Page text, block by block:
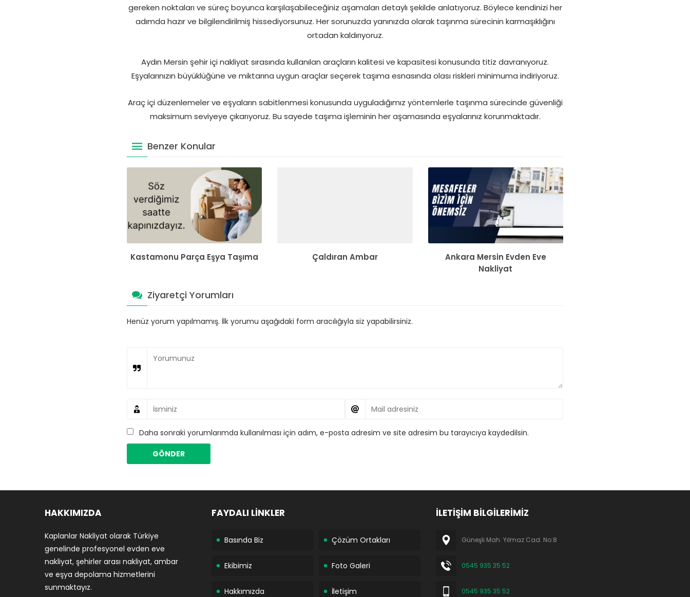
gereken noktaları ve süreç boyunca karşılaşabileceğiniz aşamaları detaylı şekilde anlatıyoruz. Böylece kendinizi her
adımda hazır ve bilgilendirilmiş hissediyorsunuz. Her sorunuzda yanınızda olarak taşınma sürecinin karmaşıklığını
ortadan kaldırıyoruz.
Aydın Mersin şehir içi nakliyat sırasında kullanılan araçların kalitesi ve kapasitesi konusunda titiz davranıyoruz.
Eşyalarınızın büyüklüğüne ve miktarına uygun araçlar seçerek taşıma esnasında olası riskleri minimuma indiriyoruz.
Araç içi düzenlemeler ve eşyaların sabitlenmesi konusunda uyguladığımız yöntemlerle taşınma sürecinde güvenliği
maksimum seviyeye çıkarıyoruz. Bu sayede taşıma işleminin her aşamasında eşyalarınız korunmaktadır.
Benzer Konular
Kastamonu Parça Eşya Taşıma Çaldıran Ambar
Ankara Mersin Evden Eve
Nakliyat
Ziyaretçi Yorumları
Henüz yorum yapılmamış. İlk yorumu aşağıdaki form aracılığıyla siz yapabilirsiniz.
Daha sonraki yorumlarımda kullanılması için adım, e-posta adresim ve site adresim bu tarayıcıya kaydedilsin.
HAKKIMIZDA
Kaplanlar Nakliyat olarak Türkiye
genelinde profesyonel evden eve
nakliyat, şehirler arası nakliyat, ambar
ve eşya depolama hizmetlerini
sunmaktayız.
FAYDALI LİNKLER
Basında Biz Çözüm Ortakları
Ekibimiz Foto Galeri
Hakkımızda İletişim
İLETİŞİM BİLGİLERİMİZ
Güneşli Mah. Yılmaz Cad. No:8
0545 935 35 52
0545 935 35 52